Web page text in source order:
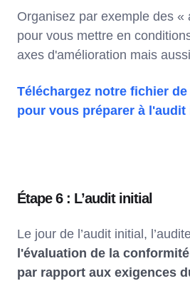
Organisez par exemple des «
pour vous mettre en
axes d'amélioration mais
Téléchargez notre fichier
pour vous préparer à l'audit
Étape 6 : L’audit initial
Le jour de l’audit initial,
l'évaluation de la
par rapport aux exigences